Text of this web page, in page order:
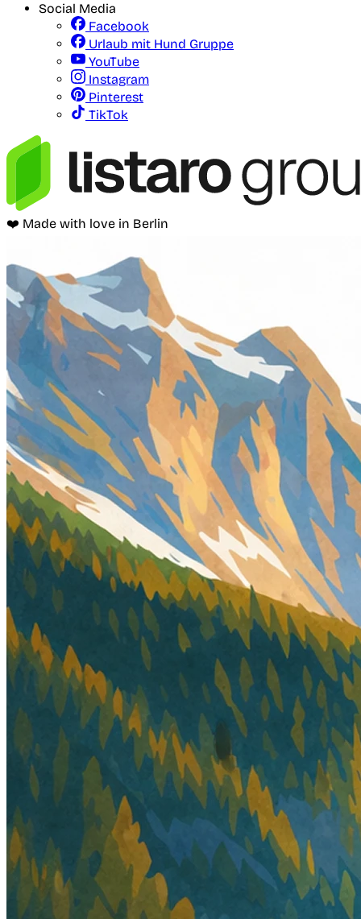
Social Media
Facebook
Urlaub mit Hund Gruppe
YouTube
Instagram
Pinterest
TikTok
❤️ Made with love in Berlin